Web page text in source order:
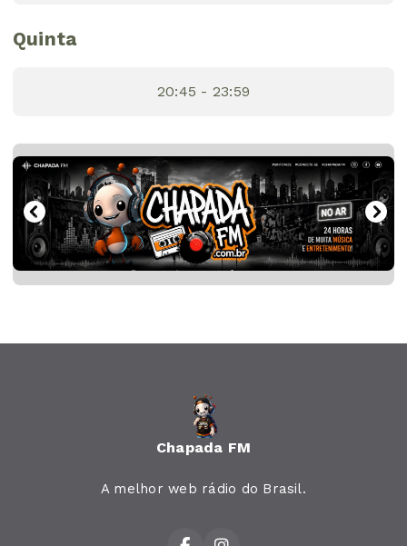
Quinta
20:45 - 23:59
Chapada FM
A melhor web rádio do Brasil.